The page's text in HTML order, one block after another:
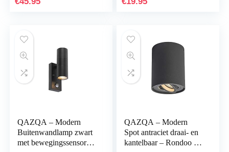
QAZQA – Modern
Buitenwandlamp zwart
met bewegingssensor
QAZQA – Modern
Spot antraciet draai- en
kantelbaar – Rondoo up